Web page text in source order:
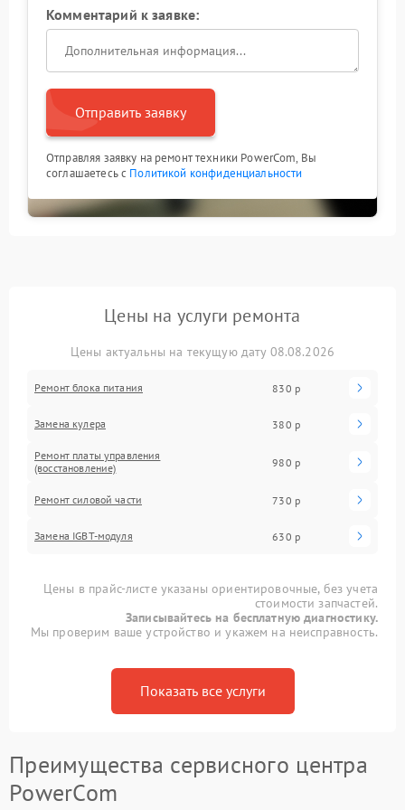
Комментарий к заявке:
Отправить заявку
Отправляя заявку на ремонт техники PowerCom, Вы
соглашаетесь с Политикой конфиденциальности
Цены на услуги ремонта
Цены актуальны на текущую дату 08.08.2026
Ремонт блока питания 830 р
Замена кулера 380 р
Ремонт платы управления
(восстановление)
980 р
Ремонт силовой части 730 р
Замена IGBT-модуля 630 р
Цены в прайс-листе указаны ориентировочные, без учета
стоимости запчастей.
Записывайтесь на бесплатную диагностику.
Мы проверим ваше устройство и укажем на неисправность.
Показать все услуги
Преимущества сервисного центра
PowerCom